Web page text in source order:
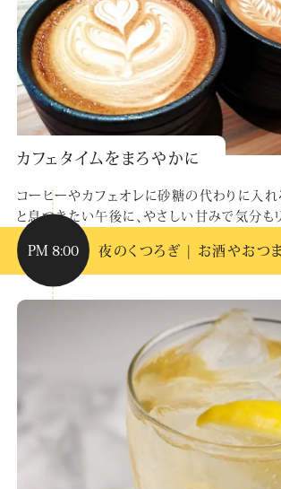
カフェタイムをまろやかに
コーヒーやカフェオレに砂糖の代わりに入れ
と息つきたい午後に、やさしい甘みで気分もリ
PM 8:00 夜のくつろぎ | お酒やおつ